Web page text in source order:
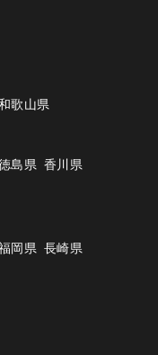
歌山県
島県 香川県
岡県 長崎県